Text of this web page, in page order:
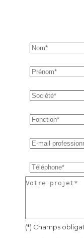
(*) Champs